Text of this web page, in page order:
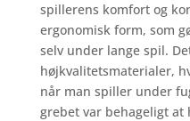
spillerens komfort og
ergonomisk form, som
selv under lange spil.
højkvalitetsmaterialer,
når man spiller under
grebet var behageligt at